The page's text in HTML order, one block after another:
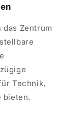
Zentrum
Technik,
bieten.